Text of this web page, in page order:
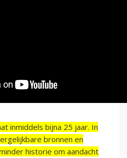
inmiddels bijna 25 jaar. In
bronnen en
historie om aandacht